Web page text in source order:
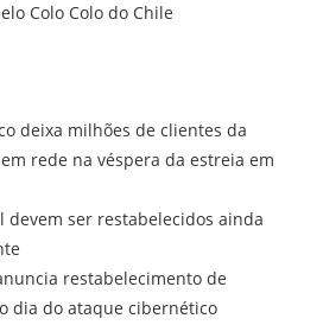
Colo Colo do Chile
deixa milhões de clientes da
rede na véspera da estreia em
devem ser restabelecidos ainda
restabelecimento de
dia do ataque cibernético